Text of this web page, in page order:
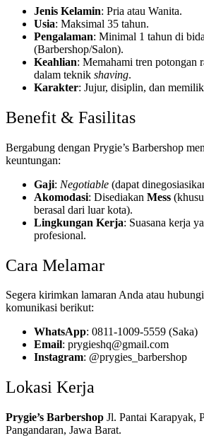
Jenis Kelamin: Pria atau Wanita.
Usia: Maksimal 35 tahun.
Pengalaman: Minimal 1 tahun di
(Barbershop/Salon).
Keahlian: Memahami tren potongan
dalam teknik shaving.
Karakter: Jujur, disiplin, dan
Benefit & Fasilitas
Bergabung dengan Prygie’s Barbershop
keuntungan:
Gaji: Negotiable (dapat
Akomodasi: Disediakan Mess
berasal dari luar kota).
Lingkungan Kerja: Suasana kerja
profesional.
Cara Melamar
Segera kirimkan lamaran Anda atau
komunikasi berikut:
WhatsApp: 0811-1009-5559 (Saka)
Email: prygieshq@gmail.com
Instagram: @prygies_barbershop
Lokasi Kerja
Prygie’s Barbershop Jl. Pantai Karapyak,
Pangandaran, Jawa Barat.